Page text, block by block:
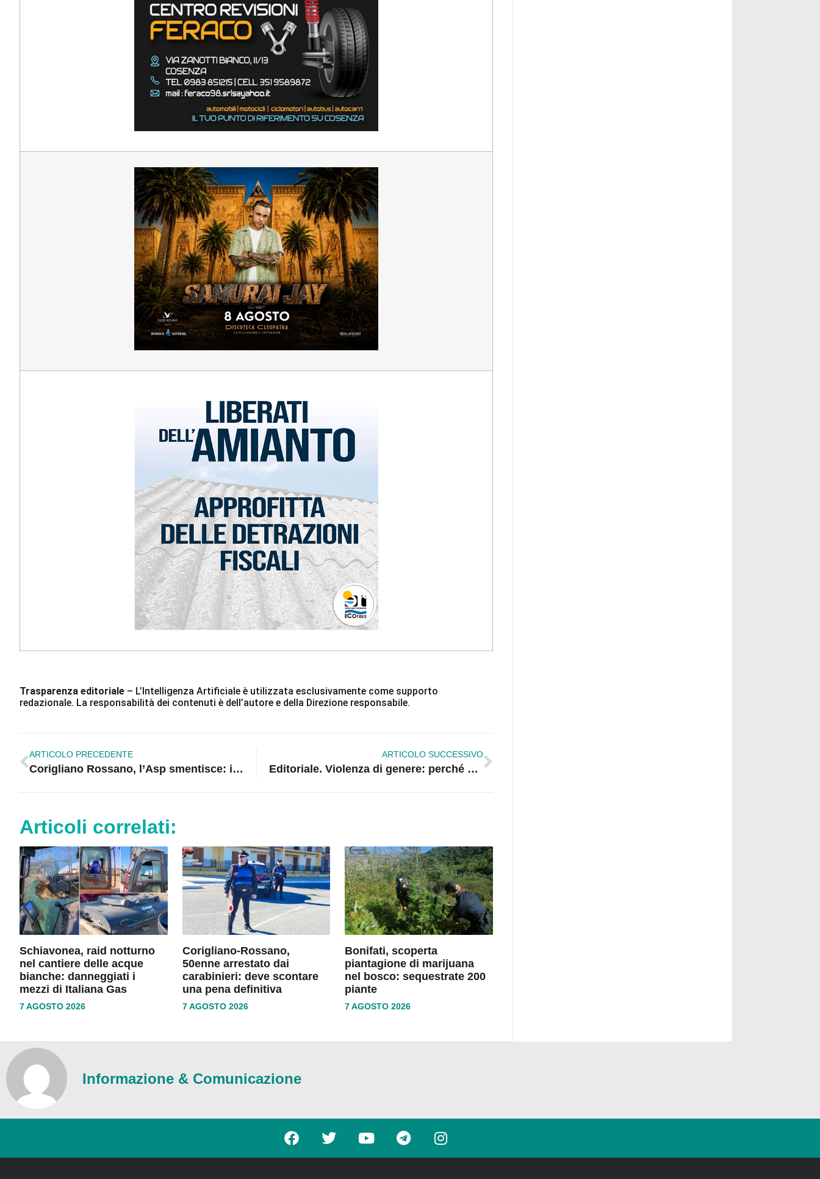
Trasparenza editoriale – L’Intelligenza Artificiale è utilizzata esclusivamente come supporto
redazionale. La responsabilità dei contenuti è dell’autore e della Direzione responsabile.
ARTICOLO PRECEDENTE
Corigliano Rossano, l’Asp smentisce: il pronto soccorso del “Compagna” resta aperto
ARTICOLO SUCCESSIVO
Editoriale. Violenza di genere: perché quando a colpire è una donna cala il silenzio?
Articoli correlati:
Schiavonea, raid notturno
nel cantiere delle acque
bianche: danneggiati i
mezzi di Italiana Gas
7 AGOSTO 2026
Corigliano-Rossano,
50enne arrestato dai
carabinieri: deve scontare
una pena definitiva
7 AGOSTO 2026
Bonifati, scoperta
piantagione di marijuana
nel bosco: sequestrate 200
piante
7 AGOSTO 2026
Informazione & Comunicazione